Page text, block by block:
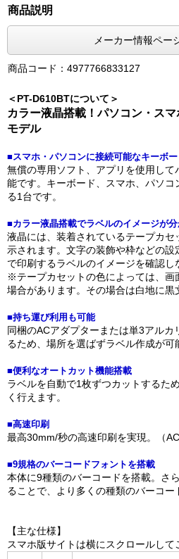
商品説明
メーカー情報ペー
商品コード：4977766833127
＜PT-D610BTについて＞
カラー液晶搭載！パソコン・ス
モデル
■スマホ・パソコンに接続可能なキーボ
無償の専用ソフト、アプリを使用し
能です。キーボード、スマホ、パソコ
る1台です。
■カラー液晶搭載でラベルのイメージが
液晶には、装着されているテープカ
示されます。文字の装飾や枠などの
で印刷するラベルのイメージを確認し
※テープカセットの色によっては、画
場合があります。その場合は白地に黒
■持ち運び利用も可能
同梱のACアダプターまたは単3アルカ
るため、場所を選ばずラベル作成が可
■便利なオートカット機能搭載
ラベルを自動で1枚ずつカットするた
く行えます。
■高速印刷
最高30mm/秒の高速印刷を実現。（
■9規格のバーコードフォントを搭載
本体に9種類のバーコードを搭載。さ
ることで、より多くの種類のバーコー
【主な仕様】
スマホ版サイトは横にスクロールして